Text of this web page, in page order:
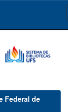
Federal de